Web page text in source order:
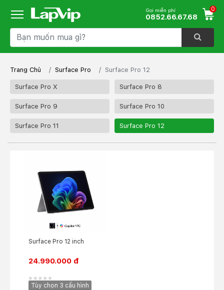
Gọi miễn phí
0852.66.67.68
0
Trang Chủ Surface Pro Surface Pro 12
Surface Pro X Surface Pro 8
Surface Pro 9 Surface Pro 10
Surface Pro 11 Surface Pro 12
Surface Pro 12 inch
24.990.000 đ
Tùy chọn 3 cấu hình